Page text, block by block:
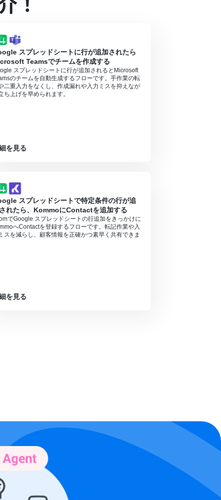
スプレッドシートに行が追加されたら
Teamsでチームを作成する
スプレッドシートに行が追加されるとMicrosoft
のチームを自動生成するフローです。手作業の転
二重入力をなくし、作成漏れや入力ミスを抑えなが
ち上げを早められます。
を見る
スプレッドシートで特定条件の行が追
れたら、KommoにContactを追加する
でGoogle スプレッドシートの行追加をきっかけに
へContactを登録するフローです。転記作業や入
スを減らし、顧客情報を正確かつ素早く共有できま
を見る